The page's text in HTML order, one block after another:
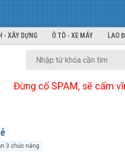
- XÂY DỰNG Ô TÔ - XE MÁY LAO
Đừng cố SPAM, sẽ cấm
3 chức năng